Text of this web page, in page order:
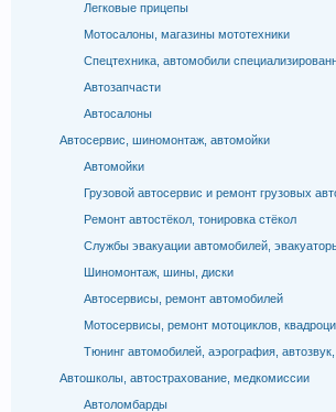
Легковые прицепы
Мотосалоны, магазины мототехники
Спецтехника, автомобили
Автозапчасти
Автосалоны
Автосервис, шиномонтаж, автомойки
Автомойки
Грузовой автосервис и ремонт грузовых
Ремонт автостёкол, тонировка стёкол
Службы эвакуации автомобилей,
Шиномонтаж, шины, диски
Автосервисы, ремонт автомобилей
Мотосервисы, ремонт мотоциклов,
Тюнинг автомобилей, аэрография,
Автошколы, автострахование, медкомиссии
Автоломбарды